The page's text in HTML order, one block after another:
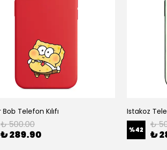
Telefon Kılıfı
₺ 500.00
₺ 289.90
Istakoz
%42 ₺
₺